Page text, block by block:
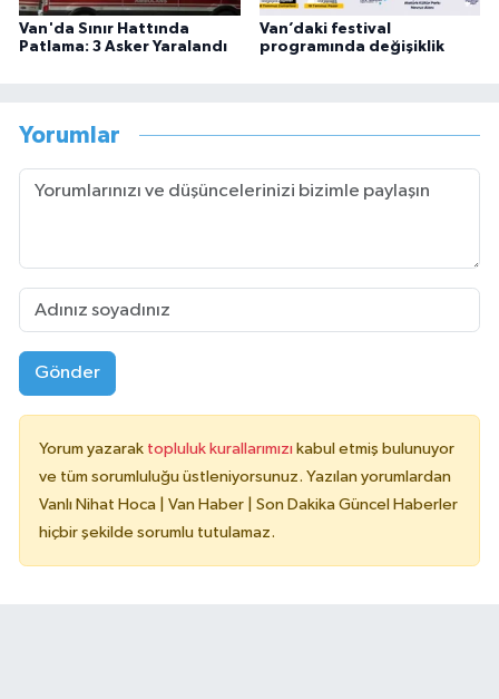
Van'da Sınır Hattında
Patlama: 3 Asker Yaralandı
Van’daki festival
programında değişiklik
Yorumlar
Gönder
Yorum yazarak topluluk kurallarımızı kabul etmiş bulunuyor
ve tüm sorumluluğu üstleniyorsunuz. Yazılan yorumlardan
Vanlı Nihat Hoca | Van Haber | Son Dakika Güncel Haberler
hiçbir şekilde sorumlu tutulamaz.